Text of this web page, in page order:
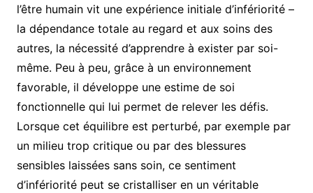
l’être humain vit une expérience initiale d’infériorité –
la dépendance totale au regard et aux soins des
autres, la nécessité d’apprendre à exister par soi-
même. Peu à peu, grâce à un environnement
favorable, il développe une estime de soi
fonctionnelle qui lui permet de relever les défis.
Lorsque cet équilibre est perturbé, par exemple par
un milieu trop critique ou par des blessures
sensibles laissées sans soin, ce sentiment
d’infériorité peut se cristalliser en un véritable